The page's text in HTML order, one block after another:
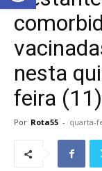
nesta
feira (11)
Por Rota55 - quarta-